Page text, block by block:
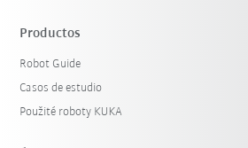
Productos
Robot Guide
Casos de estudio
Použité roboty KUKA